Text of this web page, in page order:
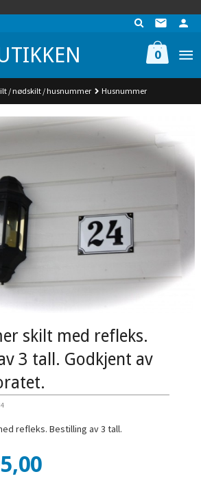
0
/ nødskilt / husnummer Husnummer
skilt med refleks.
3 tall. Godkjent av
refleks. Bestilling av 3 tall.